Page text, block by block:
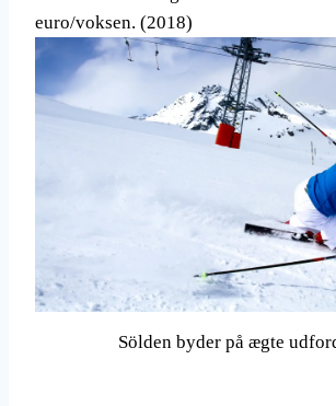
euro/voksen. (2018)
Sölden byder på ægte